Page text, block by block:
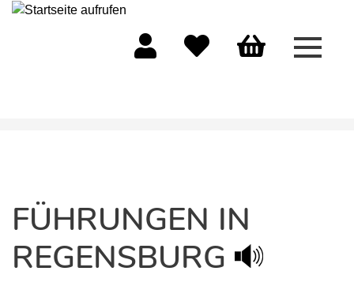
Menü
FÜHRUNGEN IN
REGENSBURG